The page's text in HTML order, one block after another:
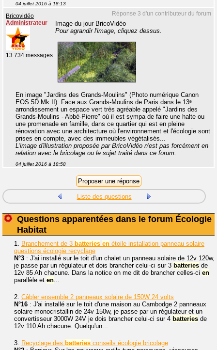
04 juillet 2016 à 18:13
Réponse 3 d'un contributeur du forum
Bricovidéo
Administrateur
13 734 messages
Image du jour BricoVidéo
Pour agrandir l'image, cliquez dessus.
En image "Jardins des Grands-Moulins" (Photo numérique Canon
EOS 5D Mk II). Face aux Grands-Moulins de Paris dans le 13ᵉ
arrondissement un espace vert très agréable appelé "Jardins des
Grands-Moulins - Abbé-Pierre" où il est sympa de faire une halte ou
une promenade en famille, dans ce quartier qui est en pleine
rénovation avec une architecture où l'environnement et l'écologie sont
prises en compte, avec des immeubles végétalisés...
L'image d'illustration proposée par BricoVidéo n'est pas forcément en
relation avec le bricolage ou le sujet traité dans ce forum.
04 juillet 2016 à 18:58
Liste des questions
Questions apparentées dans le forum Écologie
Habitat
1. Branchement de 3 batteries en étoile installation panneau solaire
questions écologie recyclage
N°3 : J'ai installé sur le toit d'un chalet un panneau solaire de 12v 120w,
je passe par un régulateur et dois brancher celui-ci sur 3 batteries de
12v 85 Ah chacune. Dans la notice on me dit de brancher celles-ci en
parallèle et en...
2. Câbler ensemble 2 panneaux solaire de 150W 24 volts
N°16 : J'ai installé sur le toit d'une maison au Cambodge 2 panneaux
solaire monocristallin de 24v 150w, je passe par un régulateur et un
convertisseur 3000W 24V je dois brancher celui-ci sur 4 batteries de
12v 110 Ah chacune. Quelqu'un...
3. Recyclage des batteries conseils écologie bricolage